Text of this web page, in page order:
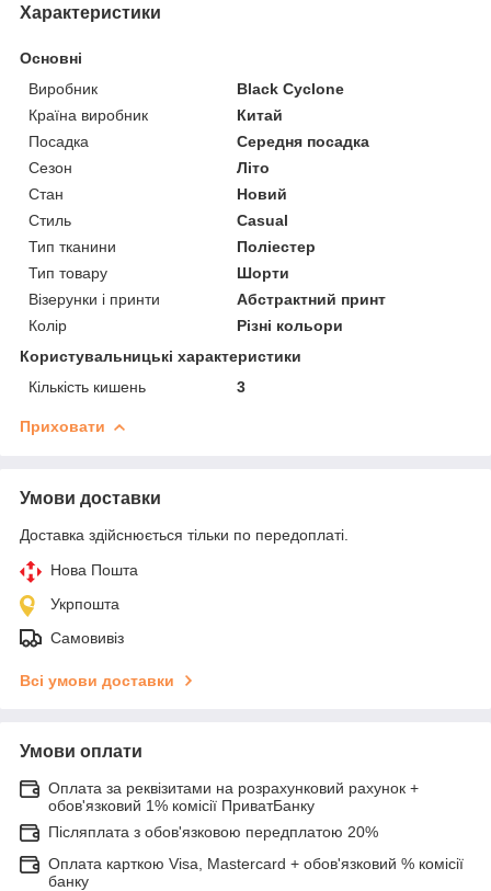
Характеристики
Основні
Виробник
Black Cyclone
Країна виробник
Китай
Посадка
Середня посадка
Сезон
Літо
Стан
Новий
Стиль
Casual
Тип тканини
Поліестер
Тип товару
Шорти
Візерунки і принти
Абстрактний принт
Колір
Різні кольори
Користувальницькі характеристики
Кількість кишень
3
Приховати
Умови доставки
Доставка здійснюється тільки по передоплаті.
Нова Пошта
Укрпошта
Самовивіз
Всі умови доставки
Умови оплати
Оплата за реквізитами на розрахунковий рахунок +
обов'язковий 1% комісії ПриватБанку
Післяплата з обов'язковою передплатою 20%
Оплата карткою Visa, Mastercard + обов'язковий % комісії
банку